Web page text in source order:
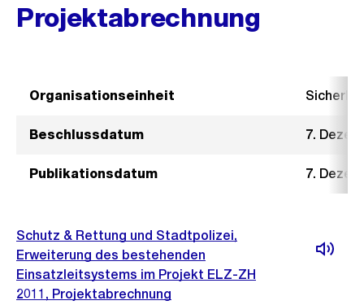
Projektabrechnung
Organisationseinheit
Beschlussdatum 7.
Publikationsdatum 7.
Schutz & Rettung und Stadtpolizei,
Erweiterung des bestehenden
Einsatzleitsystems im Projekt ELZ-ZH
2011, Projektabrechnung